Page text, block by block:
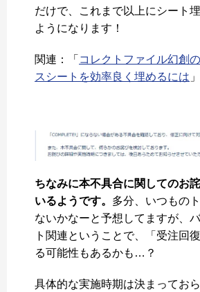
だけで、これまで以上にシート
ようになります！
関連：「 コレクトファイル幻創
スシートを効率良く埋めるには 」
ちなみに本不具合に関してのお
いるようです。 多分、いつもの
ないかなーと予想してますが、
ト関連ということで、「受注回
る可能性もあるかも…？
具体的な実施時期は決まってお